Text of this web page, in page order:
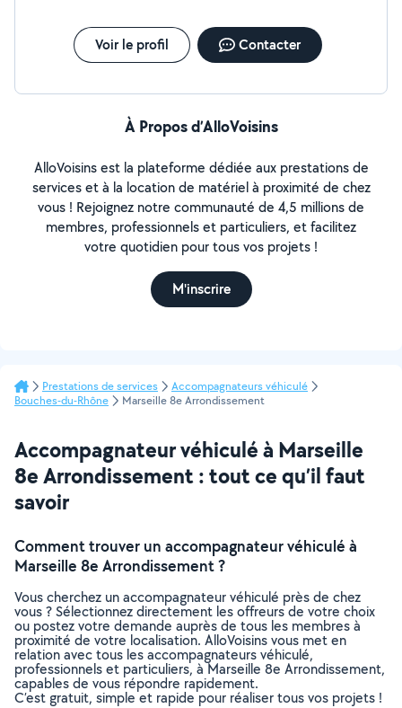
Voir le profil Contacter
À Propos d’AlloVoisins
AlloVoisins est la plateforme dédiée aux prestations de
services et à la location de matériel à proximité de chez
vous ! Rejoignez notre communauté de 4,5 millions de
membres, professionnels et particuliers, et facilitez
votre quotidien pour tous vos projets !
M'inscrire
Prestations de services
Accompagnateurs véhiculé
Bouches-du-Rhône
Marseille 8e Arrondissement
Accompagnateur véhiculé à Marseille
8e Arrondissement : tout ce qu’il faut
savoir
Comment trouver un accompagnateur véhiculé à
Marseille 8e Arrondissement ?
Vous cherchez un accompagnateur véhiculé près de chez
vous ? Sélectionnez directement les offreurs de votre choix
ou postez votre demande auprès de tous les membres à
proximité de votre localisation. AlloVoisins vous met en
relation avec tous les accompagnateurs véhiculé,
professionnels et particuliers, à Marseille 8e Arrondissement,
capables de vous répondre rapidement.
C’est gratuit, simple et rapide pour réaliser tous vos projets !